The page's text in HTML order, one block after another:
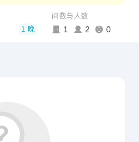
1 晚
间数与人数
1 2 0